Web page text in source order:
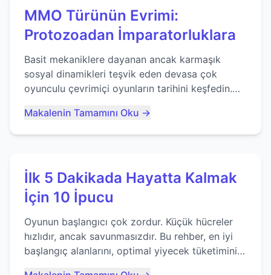
MMO Türünün Evrimi:
Protozoadan İmparatorluklara
Basit mekaniklere dayanan ancak karmaşık
sosyal dinamikleri teşvik eden devasa çok
oyunculu çevrimiçi oyunların tarihini keşfedin.
Makalenin Tamamını Oku →
İlk 5 Dakikada Hayatta Kalmak
İçin 10 İpucu
Oyunun başlangıcı çok zordur. Küçük hücreler
hızlıdır, ancak savunmasızdır. Bu rehber, en iyi
başlangıç alanlarını, optimal yiyecek tüketimini